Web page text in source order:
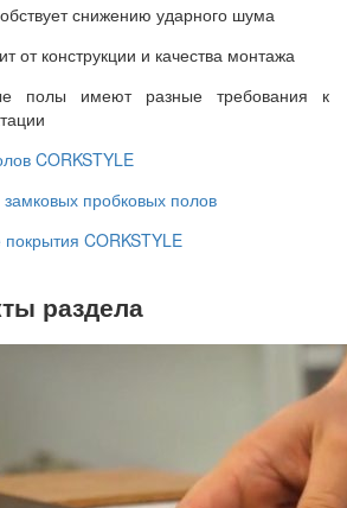
снижению ударного шума
от конструкции и качества монтажа
полы имеют разные требования к
CORKSTYLE
пробковых полов
покрытия CORKSTYLE
раздела